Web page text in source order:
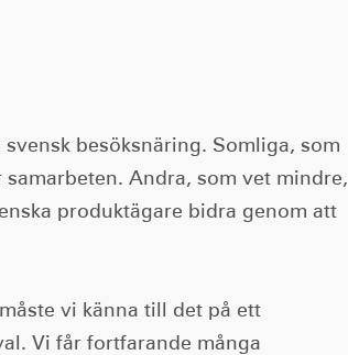
besöksnäring. Somliga, som
Andra, som vet mindre,
produktägare bidra genom att
vi känna till det på ett
Vi får fortfarande många